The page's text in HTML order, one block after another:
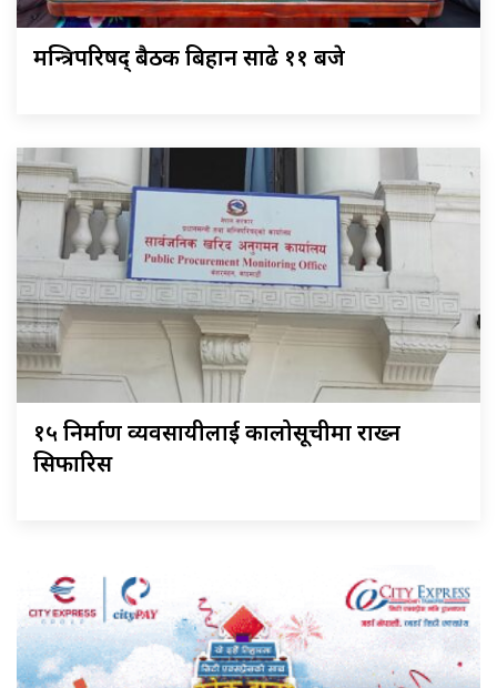
मन्त्रिपरिषद् बैठक बिहान साढे ११ बजे
१५ निर्माण व्यवसायीलाई कालोसूचीमा राख्न
सिफारिस